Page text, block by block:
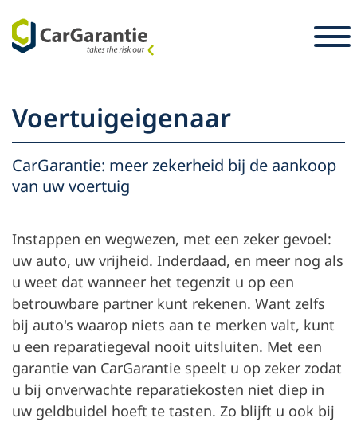
Partners
Voertuigeigenaar
Service en
ondersteuning
Voertuigeigenaar
De onderneming
Carrière
Pers
Voertuigeigenaar
CarGarantie: meer zekerheid bij de aankoop
van uw voertuig
Instappen en wegwezen, met een zeker gevoel:
uw auto, uw vrijheid. Inderdaad, en meer nog als
u weet dat wanneer het tegenzit u op een
betrouwbare partner kunt rekenen. Want zelfs
bij auto's waarop niets aan te merken valt, kunt
u een reparatiegeval nooit uitsluiten. Met een
garantie van CarGarantie speelt u op zeker zodat
u bij onverwachte reparatiekosten niet diep in
uw geldbuidel hoeft te tasten. Zo blijft u ook bij